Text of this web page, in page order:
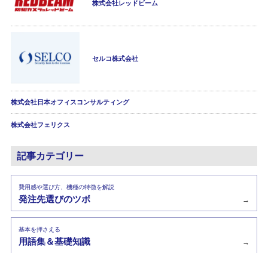
株式会社レッドビーム
セルコ株式会社
株式会社日本オフィスコンサルティング
株式会社フェリクス
記事カテゴリー
費用感や選び方、機種の特徴を解説
発注先選びのツボ →
基本を押さえる
用語集＆基礎知識 →